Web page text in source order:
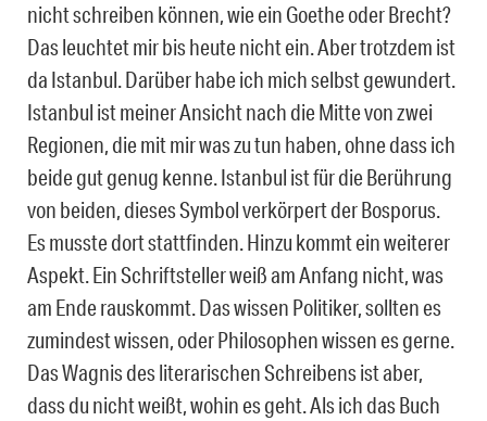
nicht schreiben können, wie ein Goethe oder Brecht?
Das leuchtet mir bis heute nicht ein. Aber trotzdem ist
da Istanbul. Darüber habe ich mich selbst gewundert.
Istanbul ist meiner Ansicht nach die Mitte von zwei
Regionen, die mit mir was zu tun haben, ohne dass ich
beide gut genug kenne. Istanbul ist für die Berührung
von beiden, dieses Symbol verkörpert der Bosporus.
Es musste dort stattfinden. Hinzu kommt ein weiterer
Aspekt. Ein Schriftsteller weiß am Anfang nicht, was
am Ende rauskommt. Das wissen Politiker, sollten es
zumindest wissen, oder Philosophen wissen es gerne.
Das Wagnis des literarischen Schreibens ist aber,
dass du nicht weißt, wohin es geht. Als ich das Buch